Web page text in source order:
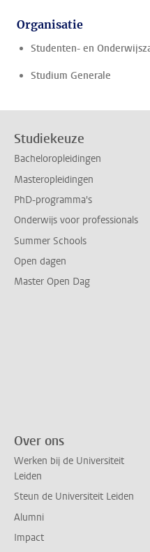
Organisatie
Studenten- en
Studium Generale
Studiekeuze
Bacheloropleidingen
Masteropleidingen
PhD-programma's
Onderwijs voor professionals
Summer Schools
Open dagen
Master Open Dag
Over ons
Werken bij de Universiteit
Leiden
Steun de Universiteit Leiden
Alumni
Impact